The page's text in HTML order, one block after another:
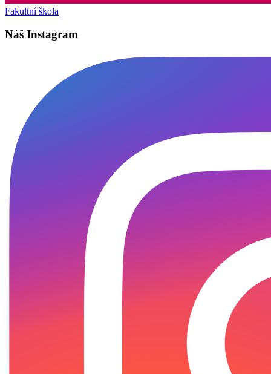
Fakultní škola
Náš Instagram